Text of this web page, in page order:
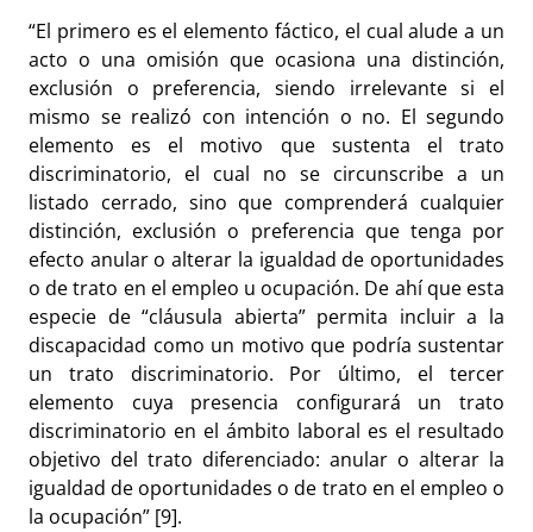
“El primero es el elemento fáctico, el cual alude a un
acto o una omisión que ocasiona una distinción,
exclusión o preferencia, siendo irrelevante si el
mismo se realizó con intención o no. El segundo
elemento es el motivo que sustenta el trato
discriminatorio, el cual no se circunscribe a un
listado cerrado, sino que comprenderá cualquier
distinción, exclusión o preferencia que tenga por
efecto anular o alterar la igualdad de oportunidades
o de trato en el empleo u ocupación. De ahí que esta
especie de “cláusula abierta” permita incluir a la
discapacidad como un motivo que podría sustentar
un trato discriminatorio. Por último, el tercer
elemento cuya presencia configurará un trato
discriminatorio en el ámbito laboral es el resultado
objetivo del trato diferenciado: anular o alterar la
igualdad de oportunidades o de trato en el empleo o
la ocupación” [9].